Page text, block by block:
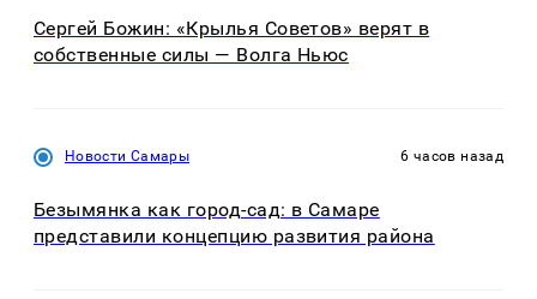
Сергей Божин: «Крылья Советов» верят в
собственные силы — Волга Ньюс
Новости Самары 6 часов назад
Безымянка как город-сад: в Самаре
представили концепцию развития района